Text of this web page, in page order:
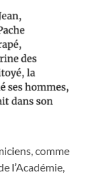
comme
l’Académie,